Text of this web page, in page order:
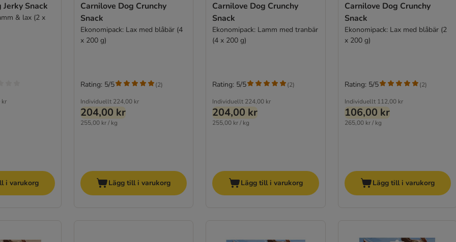
Snack
& lax (2 x
kr
i varukorg
Carnilove Dog Crunchy
Snack
Ekonomipack: Lax med blåbär (4
x 200 g)
Individuellt 224,00 kr
204,00 kr
255,00 kr / kg
Rating: 5/5 (2)
Lägg till i varukorg
Carnilove Dog Crunchy
Snack
Ekonomipack: Lamm med tranbär
(4 x 200 g)
Individuellt 224,00 kr
204,00 kr
255,00 kr / kg
Rating: 5/5 (2)
Lägg till i varukorg
Carnilove Dog Crunchy
Snack
Ekonomipack: Lax med blåbär (2
x 200 g)
Individuellt 112,00 kr
106,00 kr
265,00 kr / kg
Rating: 5/5 (2)
Lägg till i varukorg